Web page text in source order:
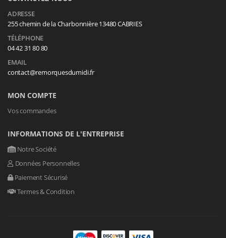
ADRESSE
255 chemin de la Charbonnière 13480 CABRIES
TÉLÉPHONE
04 42 31 80 80
EMAIL
contact@remorquesdumidi.fr
MON COMPTE
Vos commandes
INFORMATIONS DE L'ENTREPRISE
Notre Société
Données Personnelles
Paiement Sécurisé
Termes & Condition